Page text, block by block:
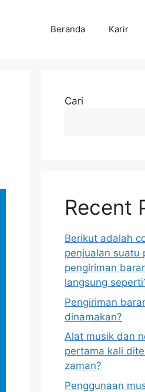
Beranda Karir
Cari
Recent
Berikut adalah
penjualan suatu
pengiriman
langsung
Pengiriman
dinamakan?
Alat musik dan
pertama kali
zaman?
Penggunaan